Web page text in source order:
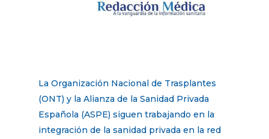
La Organización Nacional de Trasplantes
(ONT) y la Alianza de la Sanidad Privada
Española (ASPE) siguen trabajando en la
integración de la sanidad privada en la red